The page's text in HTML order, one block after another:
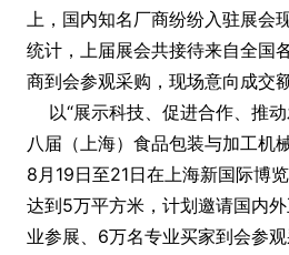
上，国内知名厂商纷纷入驻展会
统计，上届展会共接待来自全国
商到会参观采购，现场意向成交
以“展示科技、促进合作、推动
八届（上海）食品包装与加工机
8月19日至21日在上海新国际博
达到5万平方米，计划邀请国内
业参展、6万名专业买家到会参观